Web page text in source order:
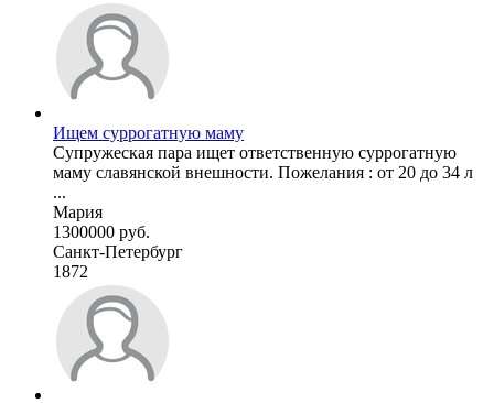
Ищем суррогатную маму
Супружеская пара ищет ответственную суррогатную
маму славянской внешности. Пожелания : от 20 до 34 л
...
Мария
1300000 руб.
Санкт-Петербург
1872